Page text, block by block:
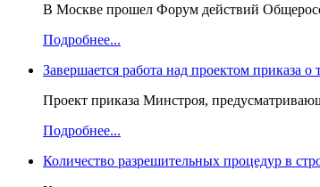
В Москве прошел Форум действий
Подробнее...
Завершается работа над проектом приказа
Проект приказа Минстроя,
Подробнее...
Количество разрешительных процедур в